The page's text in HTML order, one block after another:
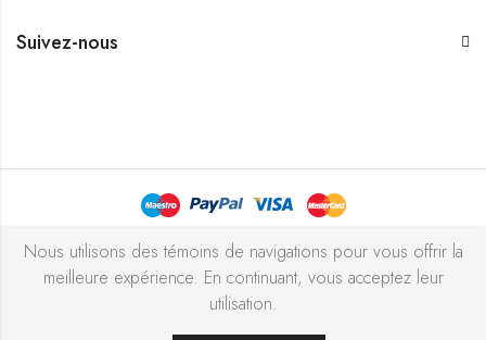
Suivez-nous
Bijouterie Chekchak Inc © 2026 Tous droits réservés - Réalisé
avec ♥ par l’agence ZIGZAG
Nous utilisons des témoins de navigations pour vous offrir la
meilleure expérience. En continuant, vous acceptez leur
utilisation.